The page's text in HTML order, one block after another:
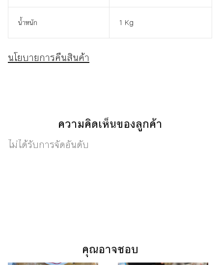
น้ำหนัก 1 Kg
นโยบายการคืนสินค้า
ความคิดเห็นของลูกค้า
ไม่ได้รับการจัดอันดับ
คุณอาจชอบ